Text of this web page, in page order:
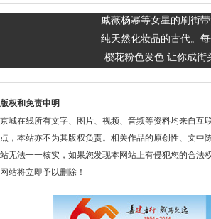
戚薇杨幂等女星的刷街
纯天然化妆品的古代。
樱花粉色发色 让你成街
版权和免责申明
京城在线所有文字、图片、视频、音频等资料均来自互
点，本站亦不为其版权负责。相关作品的原创性、文中
站无法一一核实，如果您发现本网站上有侵犯您的合法
网站将立即予以删除！